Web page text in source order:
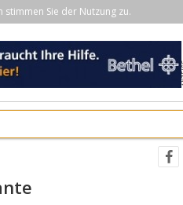
Sie der Nutzung zu.